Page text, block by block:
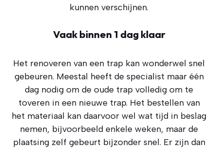
kunnen verschijnen.
Vaak binnen 1 dag klaar
Het renoveren van een trap kan wonderwel snel
gebeuren. Meestal heeft de specialist maar één
dag nodig om de oude trap volledig om te
toveren in een nieuwe trap. Het bestellen van
het materiaal kan daarvoor wel wat tijd in beslag
nemen, bijvoorbeeld enkele weken, maar de
plaatsing zelf gebeurt bijzonder snel. Er zijn dan